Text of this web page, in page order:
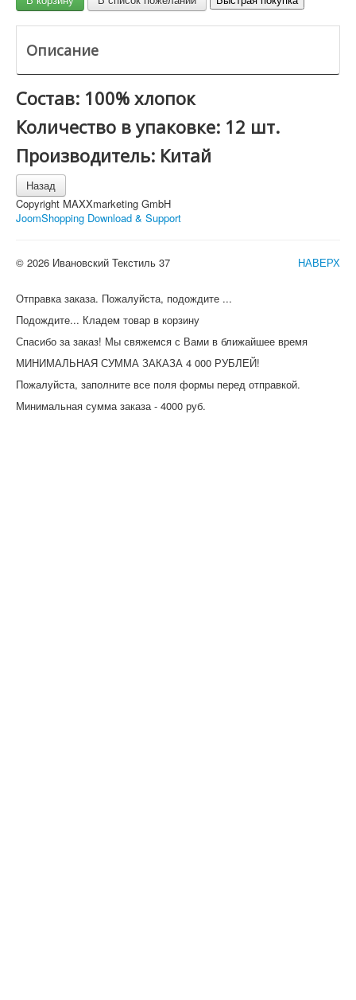
Описание
Состав: 100% хлопок
Количество в упаковке: 12 шт.
Производитель: Китай
Copyright MAXXmarketing GmbH
JoomShopping Download & Support
НАВЕРХ
© 2026 Ивановский Текстиль 37
Отправка заказа. Пожалуйста, подождите ...
Подождите... Кладем товар в корзину
Спасибо за заказ! Мы свяжемся с Вами в ближайшее время
МИНИМАЛЬНАЯ СУММА ЗАКАЗА 4 000 РУБЛЕЙ!
Пожалуйста, заполните все поля формы перед отправкой.
Минимальная сумма заказа - 4000 руб.